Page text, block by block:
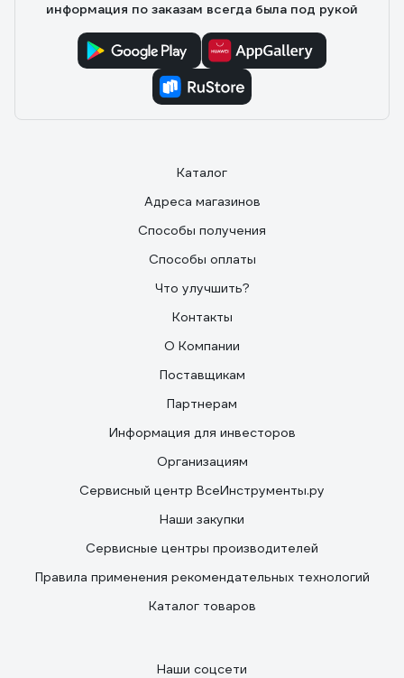
информация по заказам всегда была под рукой
Каталог
Адреса магазинов
Способы получения
Способы оплаты
Что улучшить?
Контакты
О Компании
Поставщикам
Партнерам
Информация для инвесторов
Организациям
Сервисный центр ВсеИнструменты.ру
Наши закупки
Сервисные центры производителей
Правила применения рекомендательных технологий
Каталог товаров
Наши соцсети